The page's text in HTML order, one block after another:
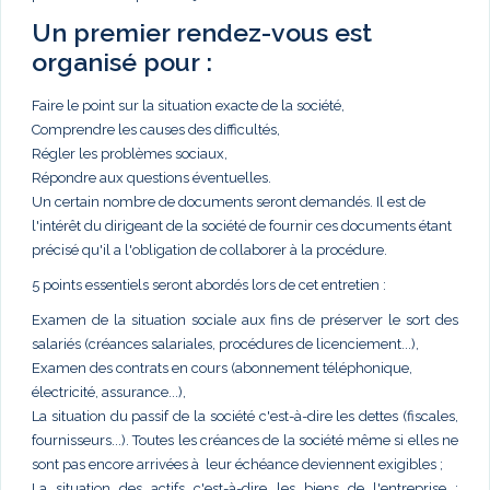
Un premier rendez-vous est
organisé pour :
Faire le point sur la situation exacte de la société,
Comprendre les causes des difficultés,
Régler les problèmes sociaux,
Répondre aux questions éventuelles.
Un certain nombre de documents seront demandés. Il est de
l'intérêt du dirigeant de la société de fournir ces documents étant
précisé qu'il a l'obligation de collaborer à la procédure.
5 points essentiels seront abordés lors de cet entretien :
Examen de la situation sociale aux fins de préserver le sort des
salariés (créances salariales, procédures de licenciement...),
Examen des contrats en cours (abonnement téléphonique,
électricité, assurance...),
La situation du passif de la société c'est-à-dire les dettes (fiscales,
fournisseurs...). Toutes les créances de la société même si elles ne
sont pas encore arrivées à leur échéance deviennent exigibles ;